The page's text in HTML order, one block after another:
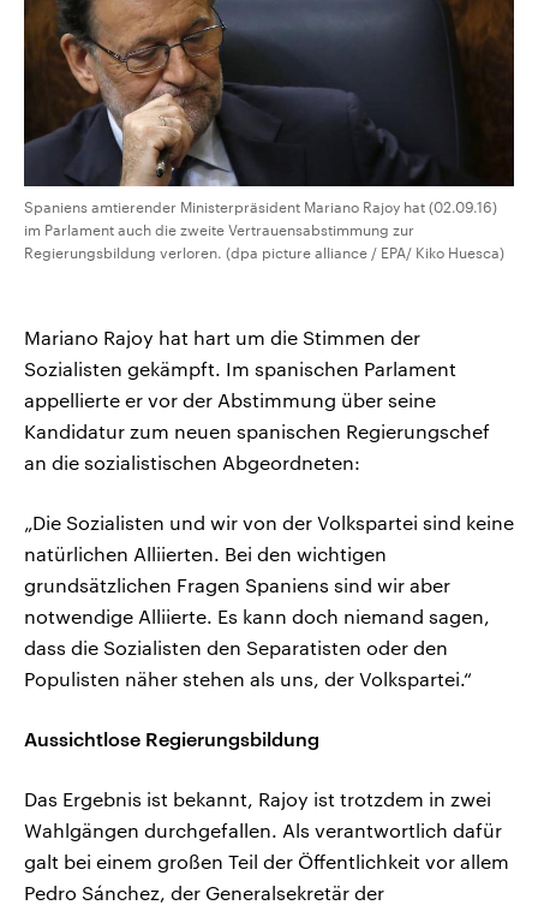
Spaniens amtierender Ministerpräsident Mariano Rajoy hat (02.09.16)
im Parlament auch die zweite Vertrauensabstimmung zur
Regierungsbildung verloren. (dpa picture alliance / EPA/ Kiko Huesca)
Mariano Rajoy hat hart um die Stimmen der
Sozialisten gekämpft. Im spanischen Parlament
appellierte er vor der Abstimmung über seine
Kandidatur zum neuen spanischen Regierungschef
an die sozialistischen Abgeordneten:
„Die Sozialisten und wir von der Volkspartei sind keine
natürlichen Alliierten. Bei den wichtigen
grundsätzlichen Fragen Spaniens sind wir aber
notwendige Alliierte. Es kann doch niemand sagen,
dass die Sozialisten den Separatisten oder den
Populisten näher stehen als uns, der Volkspartei.“
Aussichtlose Regierungsbildung
Das Ergebnis ist bekannt, Rajoy ist trotzdem in zwei
Wahlgängen durchgefallen. Als verantwortlich dafür
galt bei einem großen Teil der Öffentlichkeit vor allem
Pedro Sánchez, der Generalsekretär der